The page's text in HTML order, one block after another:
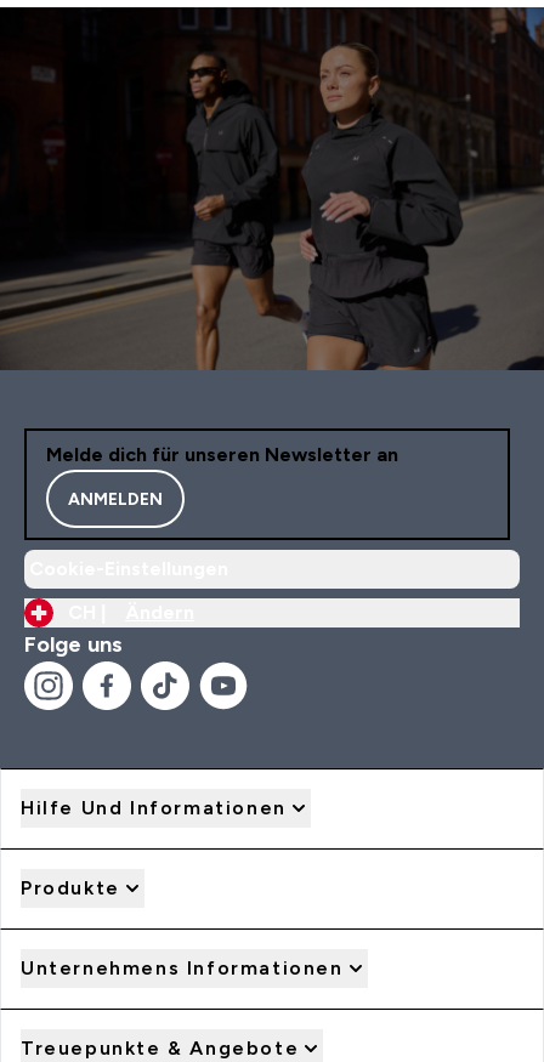
Melde dich für unseren Newsletter an
ANMELDEN
Folge uns
Hilfe Und Informationen
Produkte
Unternehmens Informationen
Treuepunkte & Angebote